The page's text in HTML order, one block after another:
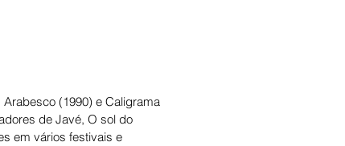
(1990) e Caligrama
de Javé, O sol do
em vários festivais e